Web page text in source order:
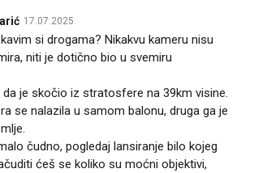
17.07.2025.
si drogama? Nikakvu kameru nisu
niti je dotično bio u svemiru😂
je skočio iz stratosfere na 39km visine.
se nalazila u samom balonu, druga ga je
čudno, pogledaj lansiranje bilo kojeg
ćeš se koliko su moćni objektivi,